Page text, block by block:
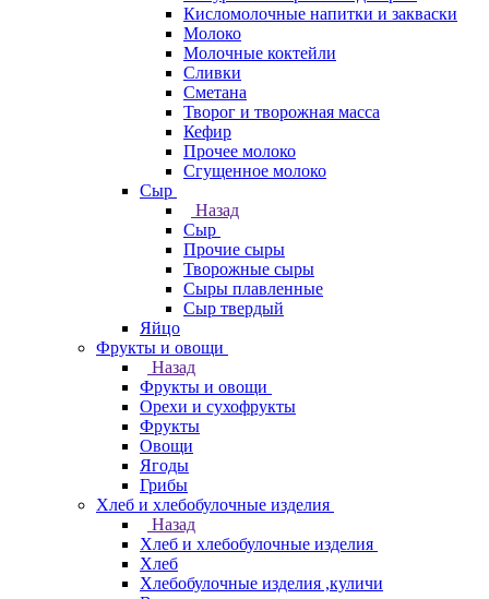
Кисломолочные напитки и закваски
Молоко
Молочные коктейли
Сливки
Сметана
Творог и творожная масса
Кефир
Прочее молоко
Сгущенное молоко
Сыр
Назад
Сыр
Прочие сыры
Творожные сыры
Сыры плавленные
Сыр твердый
Яйцо
Фрукты и овощи
Назад
Фрукты и овощи
Орехи и сухофрукты
Фрукты
Овощи
Ягоды
Грибы
Хлеб и хлебобулочные изделия
Назад
Хлеб и хлебобулочные изделия
Хлеб
Хлебобулочные изделия ,куличи